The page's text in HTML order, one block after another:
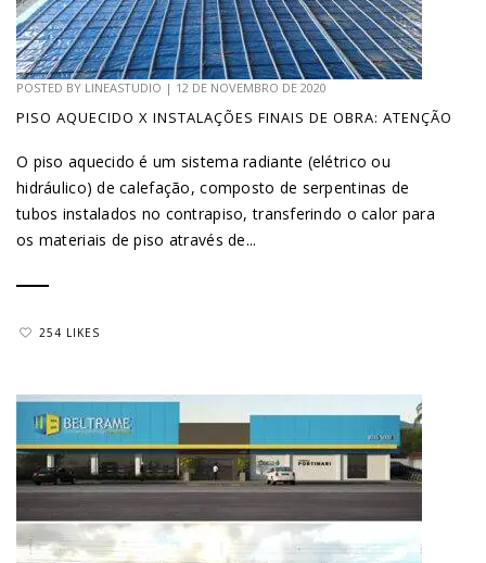
POSTED BY LINEASTUDIO | 12 DE NOVEMBRO DE 2020
PISO AQUECIDO X INSTALAÇÕES FINAIS DE OBRA: ATENÇÃO
O piso aquecido é um sistema radiante (elétrico ou
hidráulico) de calefação, composto de serpentinas de
tubos instalados no contrapiso, transferindo o calor para
os materiais de piso através de...
254 LIKES